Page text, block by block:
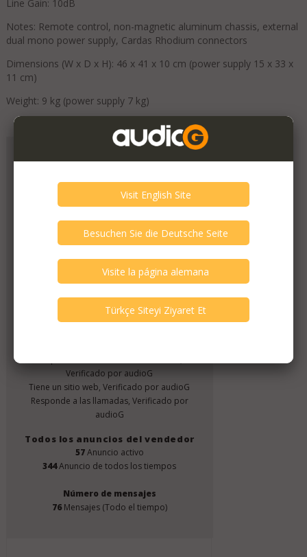
Line Gain: 10dB
Notes: Remote control, non-magnetic aluminum chassis, external
dual mono power supply, Cardas Rhodium connectors
Dimensions (W x D x H): 46 x 41 x 10 cm (power supply 15 x 33 x
11 cm)
Weight: 9 kg (power supply 7 kg)
Añadir a favoritos
Mondo Audio
Fecha de registro July 2019
¡Verifica a este miembro!
La persona ha verificado.
Verificación de audioG del vendedor
Verificado por audioG
Tiene un sitio web, Verificado por audioG
Responde a las llamadas, Verificado por
audioG
Todos los anuncios del vendedor
57Anuncio activo
344Anuncio de todos los tiempos
Número de mensajes
76Mensajes (Todo el tiempo)